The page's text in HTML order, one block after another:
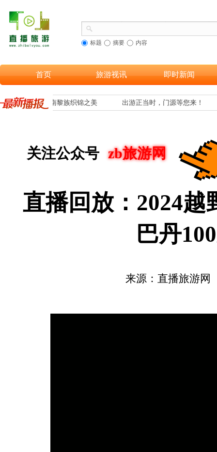
标题 摘要 内容
首页 旅游视讯 即时新闻
游客欣赏到海南黎族织锦之美 出游正当时，门源等您来！
zb旅游网
关注公众号
直播回放： 2024越
巴丹
来源：直播旅游网